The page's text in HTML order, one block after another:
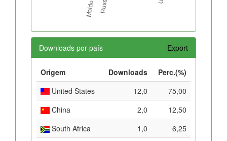
Downloads por país Export
Origem Downloads
Perc.(%)
United States
12,0
75,00
China
2,0
12,50
South Africa
1,0
6,25